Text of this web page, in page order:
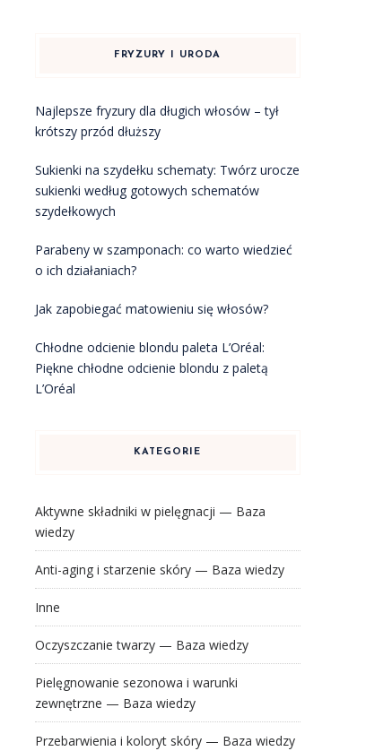
FRYZURY I URODA
Najlepsze fryzury dla długich włosów – tył
krótszy przód dłuższy
Sukienki na szydełku schematy: Twórz urocze
sukienki według gotowych schematów
szydełkowych
Parabeny w szamponach: co warto wiedzieć
o ich działaniach?
Jak zapobiegać matowieniu się włosów?
Chłodne odcienie blondu paleta L’Oréal:
Piękne chłodne odcienie blondu z paletą
L’Oréal
KATEGORIE
Aktywne składniki w pielęgnacji — Baza
wiedzy
Anti-aging i starzenie skóry — Baza wiedzy
Inne
Oczyszczanie twarzy — Baza wiedzy
Pielęgnowanie sezonowa i warunki
zewnętrzne — Baza wiedzy
Przebarwienia i koloryt skóry — Baza wiedzy